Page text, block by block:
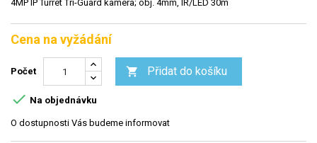
4MP IP Turret Tri-Guard kamera; obj. 4mm, IR/LED 30m
Cena na vyžádání
Počet  Přidat do košíku
 Na objednávku
O dostupnosti Vás budeme informovat